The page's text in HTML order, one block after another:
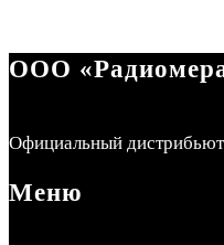
ООО
Официальный
Меню